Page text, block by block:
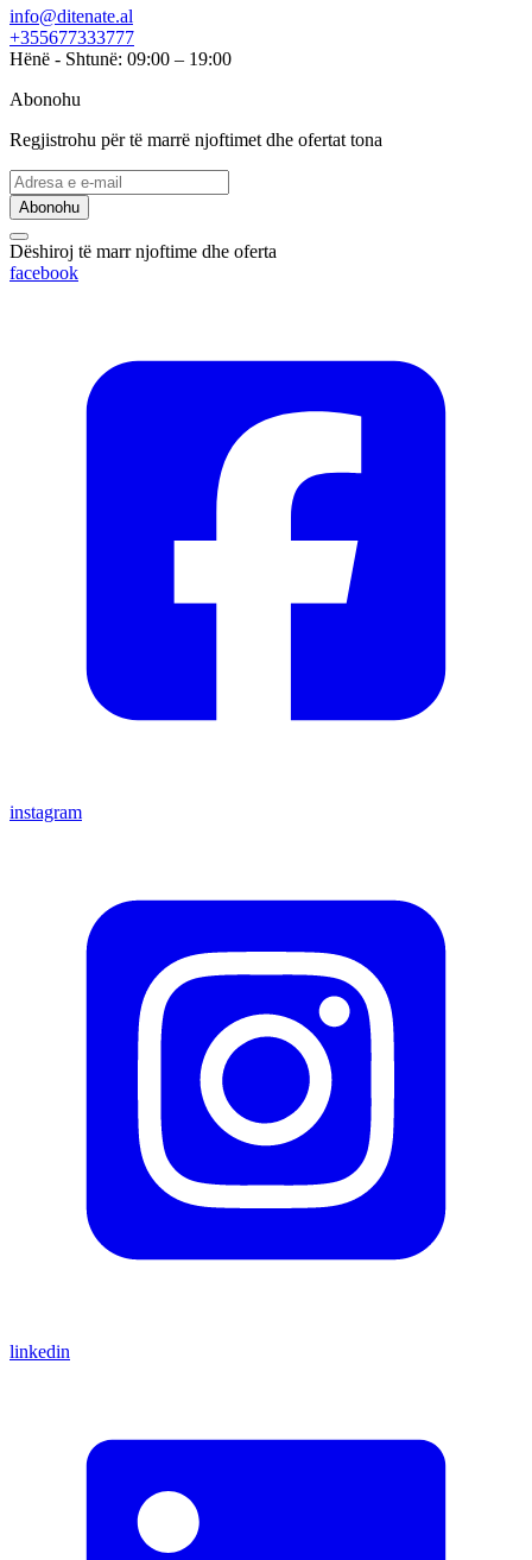
info@ditenate.al
+355677333777
Hënë - Shtunë: 09:00 – 19:00
Abonohu
Regjistrohu për të marrë njoftimet dhe ofertat tona
Abonohu
Dëshiroj të marr njoftime dhe oferta
facebook
instagram
linkedin